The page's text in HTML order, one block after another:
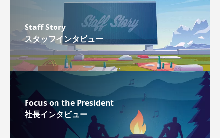
Staff Story
スタッフインタビュー
Focus on the President
社長インタビュー